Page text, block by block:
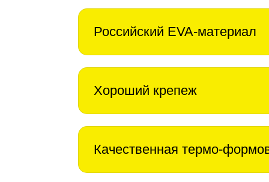
Российский EVA-материал
Хороший крепеж
Качественная термо-